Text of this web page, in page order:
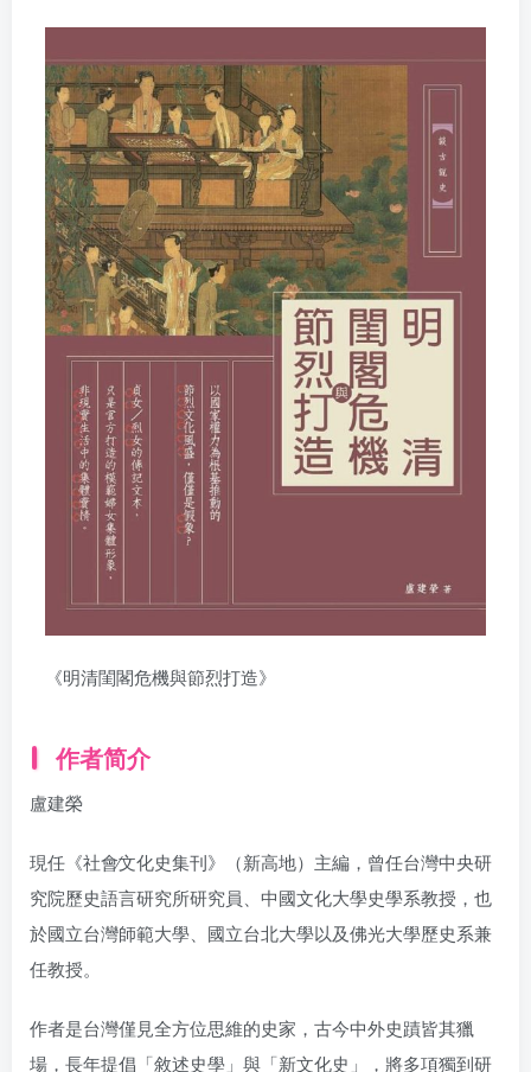
《明清閨閣危機與節烈打造》
作者简介
盧建榮
現任《社會∕文化史集刊》（新高地）主編，曾任台灣中央研
究院歷史語言研究所研究員、中國文化大學史學系教授，也
於國立台灣師範大學、國立台北大學以及佛光大學歷史系兼
任教授。
作者是台灣僅見全方位思維的史家，古今中外史蹟皆其獵
場，長年提倡「敘述史學」與「新文化史」，將多項獨到研